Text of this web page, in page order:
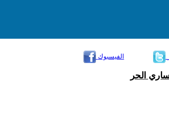
الفيسبوك
الحر